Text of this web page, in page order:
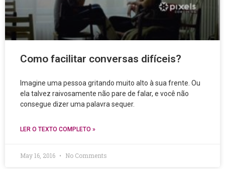
Como facilitar conversas difíceis?
Imagine uma pessoa gritando muito alto à sua frente. Ou
ela talvez raivosamente não pare de falar, e você não
consegue dizer uma palavra sequer.
LER O TEXTO COMPLETO »
May 16, 2016 No Comments